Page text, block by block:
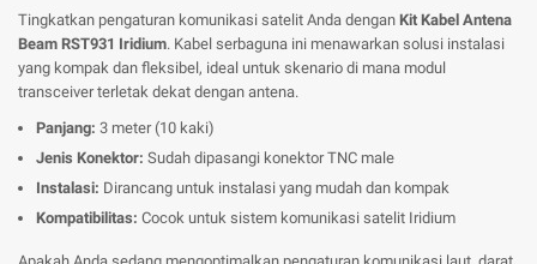
Tingkatkan pengaturan komunikasi satelit Anda dengan Kit Kabel Antena
Beam RST931 Iridium. Kabel serbaguna ini menawarkan solusi instalasi
yang kompak dan fleksibel, ideal untuk skenario di mana modul
transceiver terletak dekat dengan antena.
Panjang: 3 meter (10 kaki)
Jenis Konektor: Sudah dipasangi konektor TNC male
Instalasi: Dirancang untuk instalasi yang mudah dan kompak
Kompatibilitas: Cocok untuk sistem komunikasi satelit Iridium